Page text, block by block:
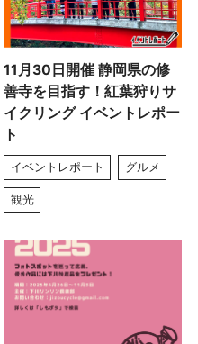
11月30日開催 静岡県の修
善寺を目指す！紅葉狩りサ
イクリング イベントレポー
ト
イベントレポート グルメ
観光